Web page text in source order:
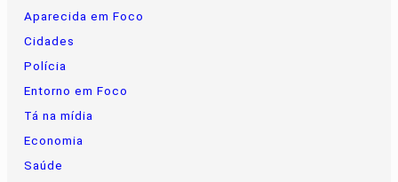
Aparecida em Foco
Cidades
Polícia
Entorno em Foco
Tá na mídia
Economia
Saúde